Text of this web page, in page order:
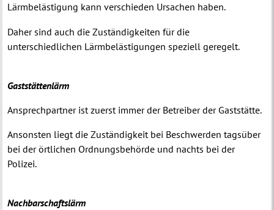
Lärmbelästigung kann verschieden Ursachen haben.
Daher sind auch die Zuständigkeiten für die
unterschiedlichen Lärmbelästigungen speziell geregelt.
Gaststättenlärm
Ansprechpartner ist zuerst immer der Betreiber der Gaststätte.
Ansonsten liegt die Zuständigkeit bei Beschwerden tagsüber
bei der örtlichen Ordnungsbehörde und nachts bei der
Polizei.
Nachbarschaftslärm